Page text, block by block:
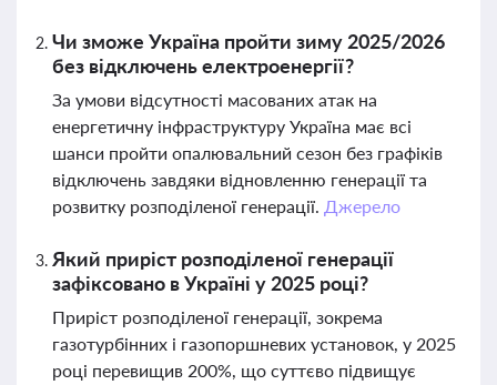
Чи зможе Україна пройти зиму 2025/2026
без відключень електроенергії?
За умови відсутності масованих атак на
енергетичну інфраструктуру Україна має всі
шанси пройти опалювальний сезон без графіків
відключень завдяки відновленню генерації та
розвитку розподіленої генерації. Джерело
Який приріст розподіленої генерації
зафіксовано в Україні у 2025 році?
Приріст розподіленої генерації, зокрема
газотурбінних і газопоршневих установок, у 2025
році перевищив 200%, що суттєво підвищує